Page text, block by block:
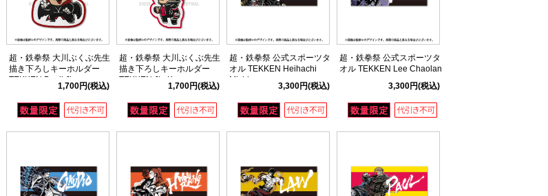
超・鉄拳祭 大川ぶくぶ先生
描き下ろしキーホルダー
TEKKEN Devil Jin
1,700円(税込)
超・鉄拳祭 大川ぶくぶ先生
描き下ろしキーホルダー
TEKKEN Jin Kazama
1,700円(税込)
超・鉄拳祭 公式スポーツタ
オル TEKKEN Heihachi
Mishima
3,300円(税込)
超・鉄拳祭 公式スポーツタ
オル TEKKEN Lee Chaolan
3,300円(税込)